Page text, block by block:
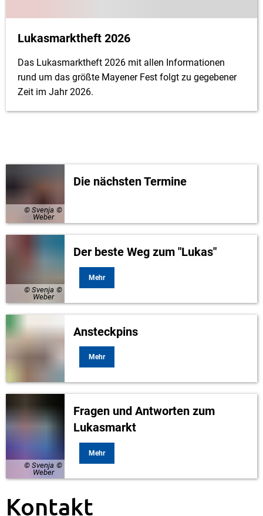
Lukasmarktheft 2026
Das Lukasmarktheft 2026 mit allen Informationen
rund um das größte Mayener Fest folgt zu gegebener
Zeit im Jahr 2026.
© Svenja
Weber
Die nächsten Termine
© Svenja
Weber
Der beste Weg zum "Lukas"
Mehr
Ansteckpins
Mehr
© Svenja
Weber
Fragen und Antworten zum
Lukasmarkt
Mehr
Kontakt